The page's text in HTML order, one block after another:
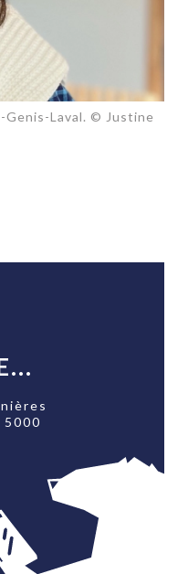
Genis-Laval. © Justine